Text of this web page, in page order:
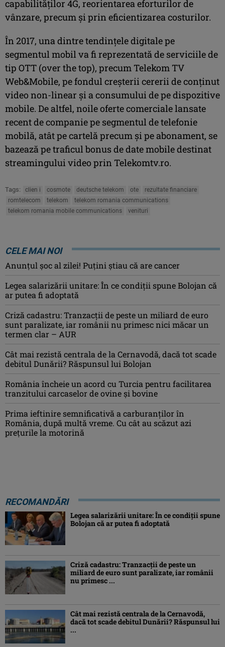
capabilităților 4G, reorientarea eforturilor de
vânzare, precum şi prin eficientizarea costurilor.
În 2017, una dintre tendințele digitale pe
segmentul mobil va fi reprezentată de serviciile de
tip OTT (over the top), precum Telekom TV
Web&Mobile, pe fondul creşterii cererii de conţinut
video non-linear şi a consumului de pe dispozitive
mobile. De altfel, noile oferte comerciale lansate
recent de companie pe segmentul de telefonie
mobilă, atât pe cartelă precum şi pe abonament, se
bazează pe traficul bonus de date mobile destinat
streamingului video prin Telekomtv.ro.
Tags: clien i cosmote deutsche telekom ote
rezultate financiare
romtelecom
telekom
telekom romania communications
telekom romania mobile communications
venituri
CELE MAI NOI
Anunţul şoc al zilei! Puţini ştiau că are cancer
Legea salarizării unitare: În ce condiții spune Bolojan că
ar putea fi adoptată
Criză cadastru: Tranzacţii de peste un miliard de euro
sunt paralizate, iar românii nu primesc nici măcar un
termen clar – AUR
Cât mai rezistă centrala de la Cernavodă, dacă tot scade
debitul Dunării? Răspunsul lui Bolojan
România încheie un acord cu Turcia pentru facilitarea
tranzitului carcaselor de ovine şi bovine
Prima ieftinire semnificativă a carburanților în
România, după multă vreme. Cu cât au scăzut azi
prețurile la motorină
RECOMANDĂRI
Legea salarizării unitare: În ce condiții spune
Bolojan că ar putea fi adoptată
Criză cadastru: Tranzacţii de peste un
miliard de euro sunt paralizate, iar românii
nu primesc ...
Cât mai rezistă centrala de la Cernavodă,
dacă tot scade debitul Dunării? Răspunsul lui
...